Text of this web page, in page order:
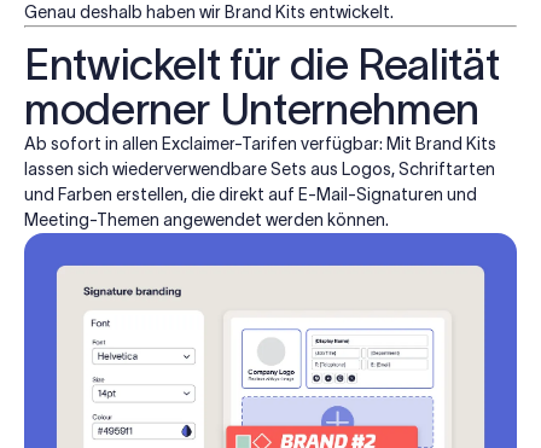
Genau deshalb haben wir Brand Kits entwickelt.
Entwickelt für die Realität
moderner Unternehmen
Ab sofort in allen Exclaimer-Tarifen verfügbar: Mit Brand Kits
lassen sich wiederverwendbare Sets aus Logos, Schriftarten
und Farben erstellen, die direkt auf E-Mail-Signaturen und
Meeting-Themen angewendet werden können.